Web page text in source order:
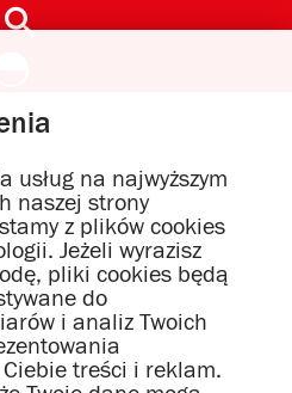
usług na najwyższym
naszej strony
z plików cookies
Jeżeli wyrazisz
pliki cookies będą
do
i analiz Twoich
treści i reklam.